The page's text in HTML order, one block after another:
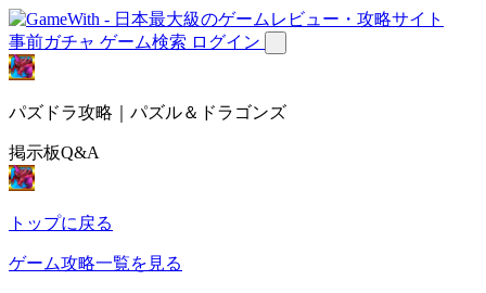
事前ガチャ ゲーム検索 ログイン
パズドラ攻略｜パズル＆ドラゴンズ
掲示板Q&A
トップに戻る
ゲーム攻略一覧を見る